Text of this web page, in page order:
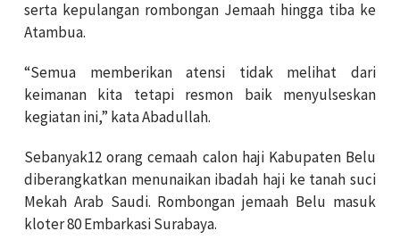
serta kepulangan rombongan Jemaah hingga tiba ke
Atambua.
“Semua memberikan atensi tidak melihat dari
keimanan kita tetapi resmon baik menyulseskan
kegiatan ini,” kata Abadullah.
Sebanyak12 orang cemaah calon haji Kabupaten Belu
diberangkatkan menunaikan ibadah haji ke tanah suci
Mekah Arab Saudi. Rombongan jemaah Belu masuk
kloter 80 Embarkasi Surabaya.